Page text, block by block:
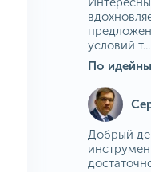
условий т...
Добрый